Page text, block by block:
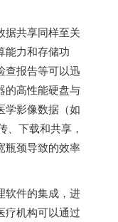
据共享同样至关
能力和存储功
查报告等可以迅
的高性能硬盘与
学影像数据（如
、下载和共享，
瓶颈导致的效率
软件的集成，进
疗机构可以通过